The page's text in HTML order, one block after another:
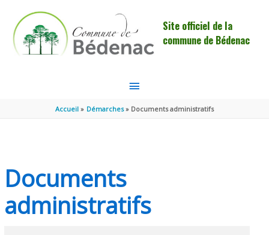
Site officiel de la
commune de Bédenac
MENU
PRINCIPAL
Accueil Démarches Documents administratifs
Documents
administratifs